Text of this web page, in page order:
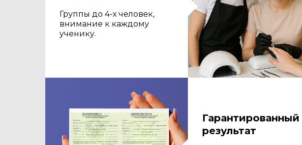
Группы до 4-х человек,
внимание к каждому
ученику.
Гарантированный
результат